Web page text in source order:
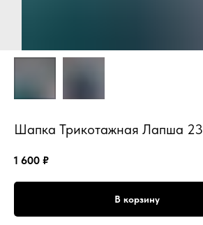
Шапка Трикотажная Лапша 23
1 600 ₽
В корзину